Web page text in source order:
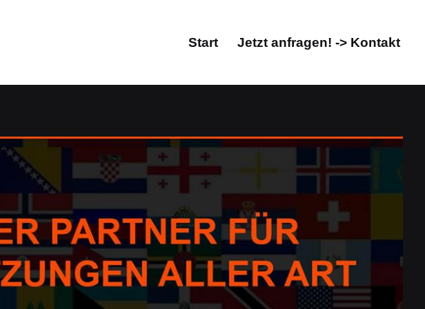
Start Jetzt anfragen! -> Kontakt
Übersetzungsagentur, Übersetzungsbüro. Checken Sie Übersetzungen in
Übersetzungsbüro erhältlich. Direkt bei Guul Prime: ✓Dolmetscher,
Ihr Übersetzungsprofi & Fachübersetzungsbüro. Hoffentlich